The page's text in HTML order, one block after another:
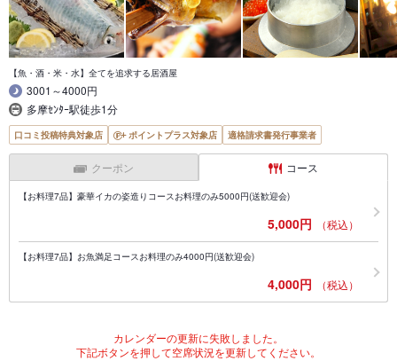
【魚・酒・米・水】全てを追求する居酒屋
3001～4000円
多摩ｾﾝﾀｰ駅徒歩1分
口コミ投稿特典対象店 ポイントプラス対象店 適格請求書発行事業者
クーポン コース
【お料理7品】豪華イカの姿造りコースお料理のみ5000円(送歓迎会)
5,000円 （税込）
【お料理7品】お魚満足コースお料理のみ4000円(送歓迎会)
4,000円 （税込）
カレンダーの更新に失敗しました。
下記ボタンを押して空席状況を更新してください。